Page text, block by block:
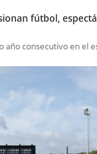
fútbol,
consecutivo en el